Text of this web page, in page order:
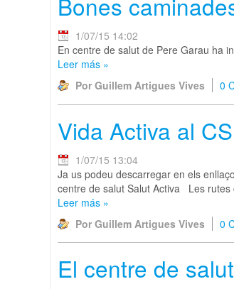
1/07/15 14:02
En centre de salut de Pere Garau ha
Leer más »
Por Guillem Artigues Vives
0
Vida Activa al
1/07/15 13:04
Ja us podeu descarregar en els
centre de salut Salut Activa Les
Leer más »
Por Guillem Artigues Vives
0
El centre de